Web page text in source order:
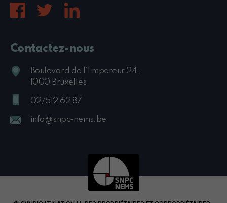
Contactez-nous
Boulevard de l'Empereur 24,
1000 Bruxelles
02/512 62 87
info@snpc-nems.be